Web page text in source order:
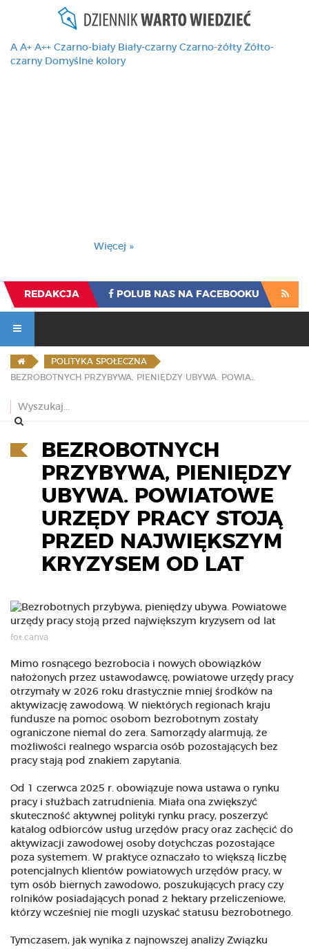
A A+ A++ Czarno-biały Biały-czarny Czarno-żółty Żółto-
czarny Domyślne kolory
Więcej »
REDAKCJA POLUB NAS NA FACEBOOKU
POLITYKA SPOŁECZNA
BEZROBOTNYCH PRZYBYWA, PIENIĘDZY UBYWA. POWIATOWE URZĘDY PRACY STOJĄ PRZED NAJWIĘKSZYM KRYZYSEM OD LAT
BEZROBOTNYCH
PRZYBYWA, PIENIĘDZY
UBYWA. POWIATOWE
URZĘDY PRACY STOJĄ
PRZED NAJWIĘKSZYM
KRYZYSEM OD LAT
fot.canva
Mimo rosnącego bezrobocia i nowych obowiązków
nałożonych przez ustawodawcę, powiatowe urzędy pracy
otrzymały w 2026 roku drastycznie mniej środków na
aktywizację zawodową. W niektórych regionach kraju
fundusze na pomoc osobom bezrobotnym zostały
ograniczone niemal do zera. Samorządy alarmują, że
możliwości realnego wsparcia osób pozostających bez
pracy stają pod znakiem zapytania.
Od 1 czerwca 2025 r. obowiązuje nowa ustawa o rynku
pracy i służbach zatrudnienia. Miała ona zwiększyć
skuteczność aktywnej polityki rynku pracy, poszerzyć
katalog odbiorców usług urzędów pracy oraz zachęcić do
aktywizacji zawodowej osoby dotychczas pozostające
poza systemem. W praktyce oznaczało to większą liczbę
potencjalnych klientów powiatowych urzędów pracy, w
tym osób biernych zawodowo, poszukujących pracy czy
rolników posiadających ponad 2 hektary przeliczeniowe,
którzy wcześniej nie mogli uzyskać statusu bezrobotnego.
Tymczasem, jak wynika z najnowszej analizy Związku